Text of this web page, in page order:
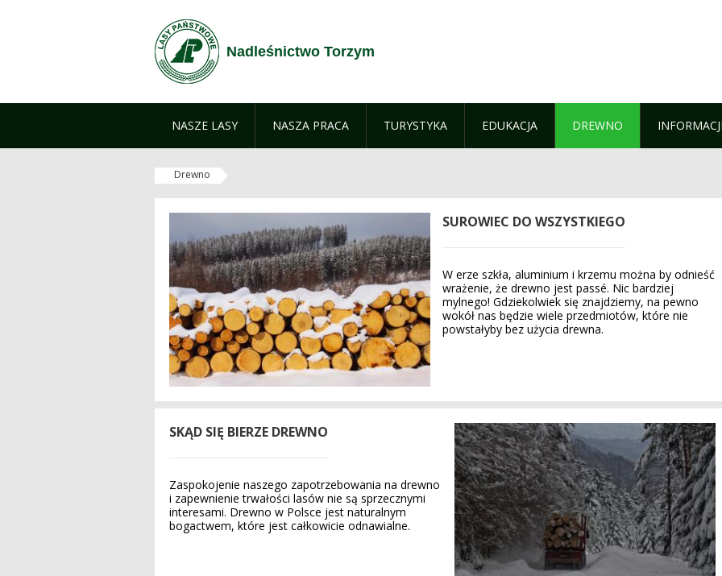
Nadleśnictwo Torzym
NASZE LASY NASZA PRACA TURYSTYKA EDUKACJA DREWNO
Drewno
SUROWIEC DO WSZYSTKIEGO
W erze szkła, aluminium i krzemu można by odnieść
wrażenie, że drewno jest passé. Nic bardziej
mylnego! Gdziekolwiek się znajdziemy, na pewno
wokół nas będzie wiele przedmiotów, które nie
powstałyby bez użycia drewna.
SKĄD SIĘ BIERZE DREWNO
Zaspokojenie naszego zapotrzebowania na drewno
i zapewnienie trwałości lasów nie są sprzecznymi
interesami. Drewno w Polsce jest naturalnym
bogactwem, które jest całkowicie odnawialne.